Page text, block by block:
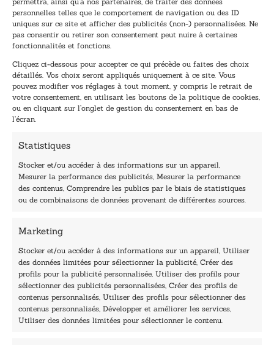
personnelles telles que le comportement de navigation ou des ID
uniques sur ce site et afficher des publicités (non-) personnalisées. Ne
pas consentir ou retirer son consentement peut nuire à certaines
fonctionnalités et fonctions.
Cliquez ci-dessous pour accepter ce qui précède ou faites des choix
détaillés. Vos choix seront appliqués uniquement à ce site. Vous
pouvez modifier vos réglages à tout moment, y compris le retrait de
votre consentement, en utilisant les boutons de la politique de cookies,
ou en cliquant sur l’onglet de gestion du consentement en bas de
l’écran.
Statistiques
Stocker et/ou accéder à des informations sur un appareil,
Mesurer la performance des publicités, Mesurer la performance
des contenus, Comprendre les publics par le biais de statistiques
ou de combinaisons de données provenant de différentes sources.
Marketing
Stocker et/ou accéder à des informations sur un appareil, Utiliser
des données limitées pour sélectionner la publicité, Créer des
profils pour la publicité personnalisée, Utiliser des profils pour
sélectionner des publicités personnalisées, Créer des profils de
contenus personnalisés, Utiliser des profils pour sélectionner des
contenus personnalisés, Développer et améliorer les services,
Utiliser des données limitées pour sélectionner le contenu.
Inscrivez-vous à notre newsletter et recevez nos
dernières nouvelles.
m
a
i
l
E
i
l
E
-
E
m
a
i
l
*
TENEZ-MOI AU COURANT !
40, rue du Louvre 75001 Paris
Horaires du standard
De mardi à vendredi :
9h - 12h et 13h30 - 16h30
Lundi, samedi et dimanche : fermé
Navigation
Accueil